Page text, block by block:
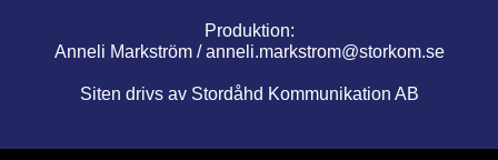
Produktion:
Anneli Markström /anneli.markstrom@storkom.se
Siten drivs av Stordåhd Kommunikation AB